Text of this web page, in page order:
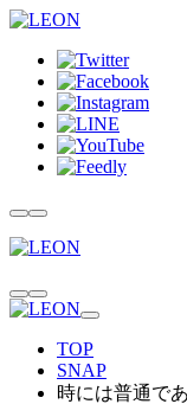
TOP
SNAP
時には普通で